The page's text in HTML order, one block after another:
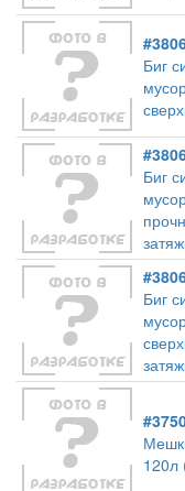
Биг
Биг
Биг
120л